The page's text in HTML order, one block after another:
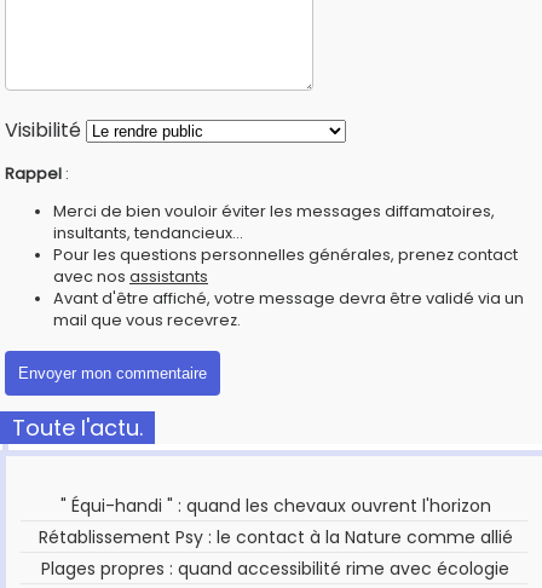
Visibilité
Rappel :
Merci de bien vouloir éviter les messages diffamatoires,
insultants, tendancieux...
Pour les questions personnelles générales, prenez contact
avec nos assistants
Avant d'être affiché, votre message devra être validé via un
mail que vous recevrez.
Toute l'actu.
" Équi-handi " : quand les chevaux ouvrent l'horizon
Rétablissement Psy : le contact à la Nature comme allié
Plages propres : quand accessibilité rime avec écologie